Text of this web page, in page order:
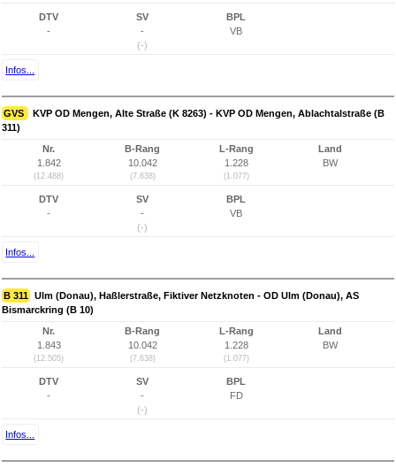
DTV
-
SV
-
(-)
BPL
VB
Infos...
GVS
KVP OD Mengen, Alte Straße (K 8263) - KVP OD Mengen, Ablachtalstraße (B
311)
Nr.
1.842
(12.488)
B-Rang
10.042
(7.638)
L-Rang
1.228
(1.077)
Land
BW
DTV
-
SV
-
(-)
BPL
VB
Infos...
B 311 Ulm (Donau), Haßlerstraße, Fiktiver Netzknoten - OD Ulm (Donau), AS
Bismarckring (B 10)
Nr.
1.843
(12.505)
B-Rang
10.042
(7.638)
L-Rang
1.228
(1.077)
Land
BW
DTV
-
SV
-
(-)
BPL
FD
Infos...